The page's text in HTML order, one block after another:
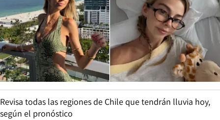
Revisa todas las regiones de Chile que tendrán lluvia hoy,
según el pronóstico